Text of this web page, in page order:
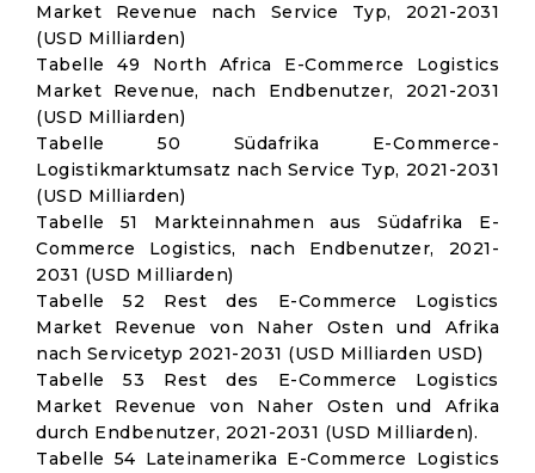
Market Revenue nach Service Typ, 2021-2031
(USD Milliarden)
Tabelle 49 North Africa E-Commerce Logistics
Market Revenue, nach Endbenutzer, 2021-2031
(USD Milliarden)
Tabelle 50 Südafrika E-Commerce-
Logistikmarktumsatz nach Service Typ, 2021-2031
(USD Milliarden)
Tabelle 51 Markteinnahmen aus Südafrika E-
Commerce Logistics, nach Endbenutzer, 2021-
2031 (USD Milliarden)
Tabelle 52 Rest des E-Commerce Logistics
Market Revenue von Naher Osten und Afrika
nach Servicetyp 2021-2031 (USD Milliarden USD)
Tabelle 53 Rest des E-Commerce Logistics
Market Revenue von Naher Osten und Afrika
durch Endbenutzer, 2021-2031 (USD Milliarden).
Tabelle 54 Lateinamerika E-Commerce Logistics